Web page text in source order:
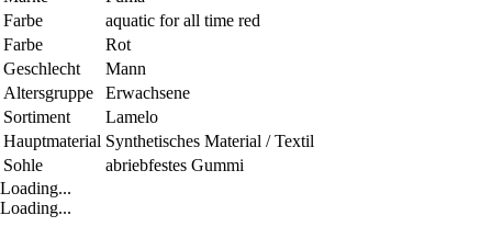
Farbe
aquatic for all time red
Farbe
Rot
Geschlecht
Mann
Altersgruppe
Erwachsene
Sortiment
Lamelo
Hauptmaterial Synthetisches Material / Textil
Sohle
abriebfestes Gummi
Loading...
Loading...